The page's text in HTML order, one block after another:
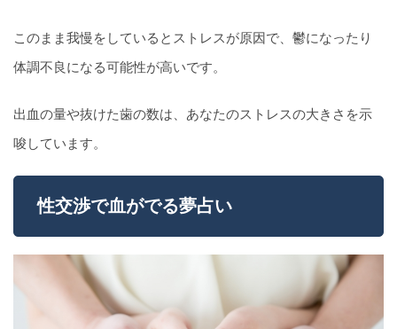
このまま我慢をしているとストレスが原因で、鬱になったり
体調不良になる可能性が高いです。
出血の量や抜けた歯の数は、あなたのストレスの大きさを示
唆しています。
性交渉で血がでる夢占い